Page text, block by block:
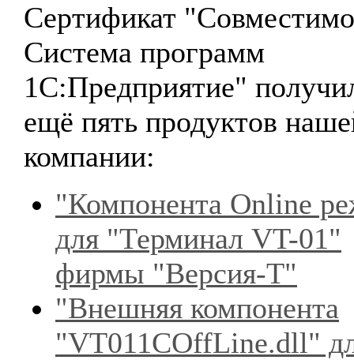
Сертификат
Система программ
1С:Предприятие"
ещё пять продуктов
компании:
"Компонента Online
для "Терминал VT-01"
фирмы "Версия-Т"
"Внешняя компонента
"VT011COffLine.dll"